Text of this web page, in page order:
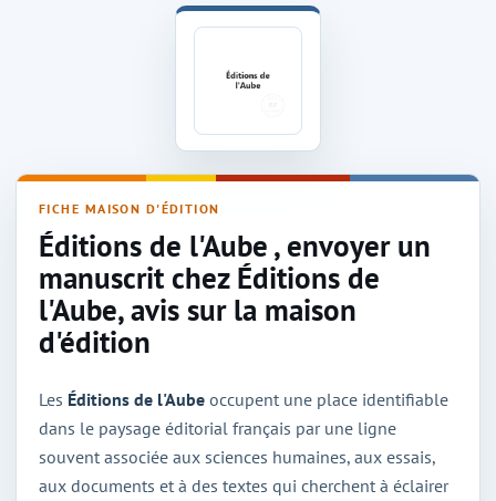
Maison d'édition Éditions de l'Aube
FICHE MAISON D'ÉDITION
Éditions de l'Aube , envoyer un
manuscrit chez Éditions de
l'Aube, avis sur la maison
d'édition
Les Éditions de l'Aube occupent une place identifiable
dans le paysage éditorial français par une ligne
souvent associée aux sciences humaines, aux essais,
aux documents et à des textes qui cherchent à éclairer